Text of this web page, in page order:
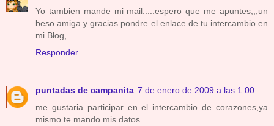
Yo tambien mande mi mail.....espero que me apuntes,,,un
beso amiga y gracias pondre el enlace de tu intercambio en
mi Blog,.
Responder
puntadas de campanita 7 de enero de 2009 a las 1:00
me gustaria participar en el intercambio de corazones,ya
mismo te mando mis datos